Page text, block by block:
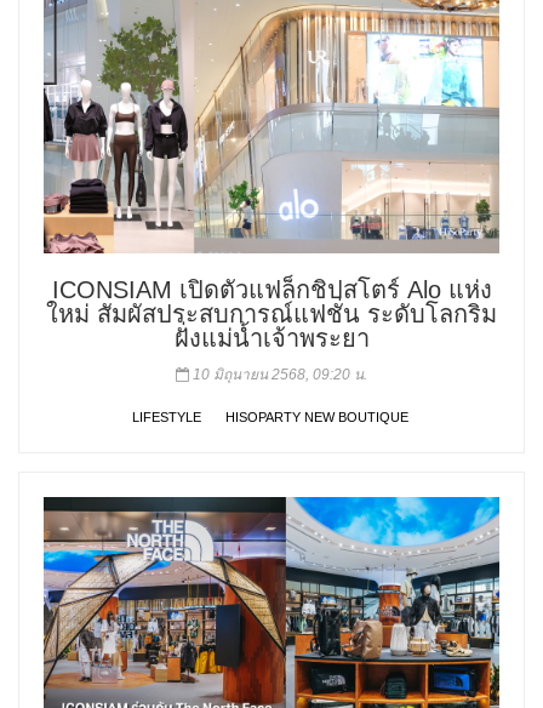
ICONSIAM เปิดตัวแฟล็กชิปสโตร์ Alo แห่ง
ใหม่ สัมผัสประสบการณ์แฟชั่น ระดับโลกริม
ฝั่งแม่น้ำเจ้าพระยา
10 มิถุนายน 2568, 09:20 น.
LIFESTYLE HISOPARTY NEW BOUTIQUE